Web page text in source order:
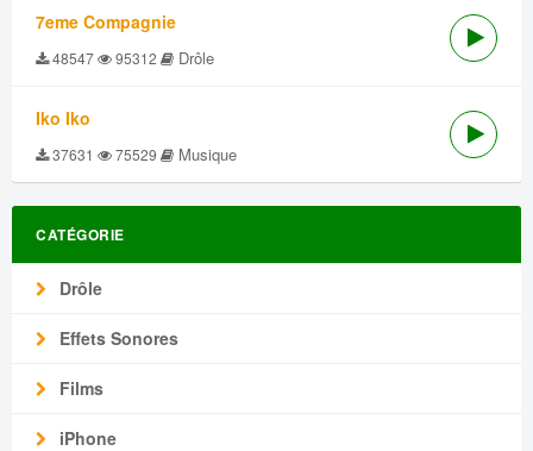
7eme Compagnie
48547 95312 Drôle
Iko Iko
37631 75529 Musique
CATÉGORIE
Drôle
Effets Sonores
Films
iPhone